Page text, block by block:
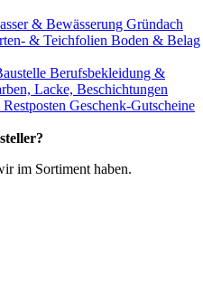
& Bewässerung Gründach
& Teichfolien Boden & Belag
Berufsbekleidung &
Lacke, Beschichtungen
Restposten Geschenk-Gutscheine
im Sortiment haben.